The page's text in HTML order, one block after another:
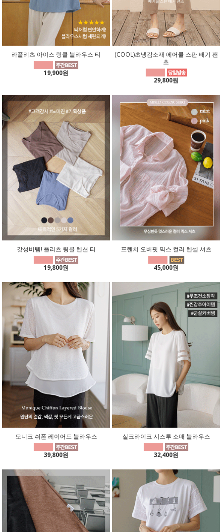
라플리츠 아이스 링클 블라우스 티
19,900원
(COOL)초냉감소재 에어쿨 스판 배기 팬
츠
29,800원
갓성비템! 플리츠 링클 텐션 티
19,800원
프렌치 오버핏 믹스 컬러 텐셀 셔츠
45,000원
모니크 쉬폰 레이어드 블라우스
39,800원
실크라이크 시스루 소매 블라우스
32,400원